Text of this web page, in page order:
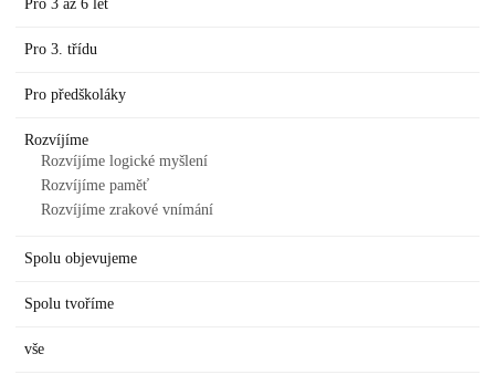
Pro 3 až 6 let
Pro 3. třídu
Pro předškoláky
Rozvíjíme
Rozvíjíme logické myšlení
Rozvíjíme paměť
Rozvíjíme zrakové vnímání
Spolu objevujeme
Spolu tvoříme
vše